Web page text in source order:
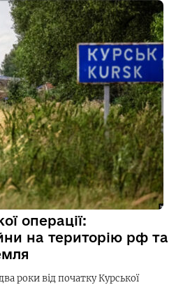
операції:
на територію рф та
роки від початку Курської